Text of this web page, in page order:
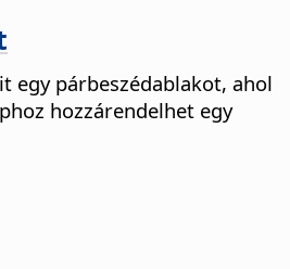
egy párbeszédablakot, ahol
hozzárendelhet egy